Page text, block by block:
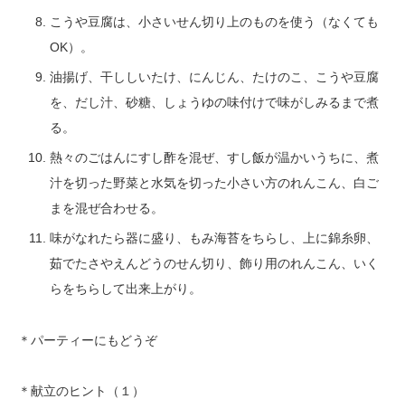
こうや豆腐は、小さいせん切り上のものを使う（なくても
OK）。
油揚げ、干ししいたけ、にんじん、たけのこ、こうや豆腐
を、だし汁、砂糖、しょうゆの味付けで味がしみるまで煮
る。
熱々のごはんにすし酢を混ぜ、すし飯が温かいうちに、煮
汁を切った野菜と水気を切った小さい方のれんこん、白ご
まを混ぜ合わせる。
味がなれたら器に盛り、もみ海苔をちらし、上に錦糸卵、
茹でたさやえんどうのせん切り、飾り用のれんこん、いく
らをちらして出来上がり。
＊パーティーにもどうぞ
＊献立のヒント（１）